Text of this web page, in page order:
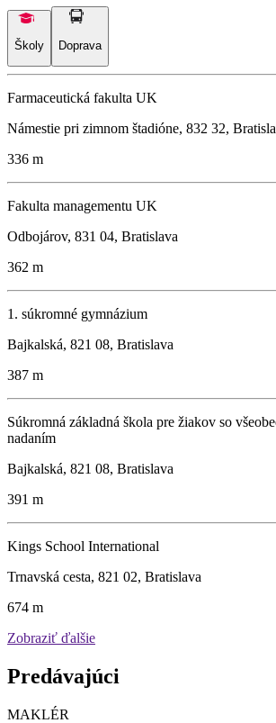
Školy Doprava
Farmaceutická fakulta UK
Námestie pri zimnom štadióne, 832 32,
336 m
Fakulta managementu UK
Odbojárov, 831 04, Bratislava
362 m
1. súkromné gymnázium
Bajkalská, 821 08, Bratislava
387 m
Súkromná základná škola pre žiakov so
nadaním
Bajkalská, 821 08, Bratislava
391 m
Kings School International
Trnavská cesta, 821 02, Bratislava
674 m
Zobraziť ďalšie
Predávajúci
MAKLÉR